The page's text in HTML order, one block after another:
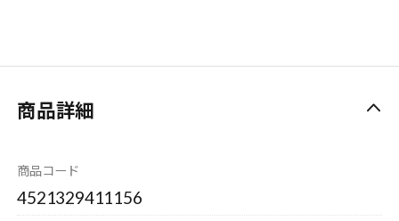
商品詳細
商品コード
4521329411156